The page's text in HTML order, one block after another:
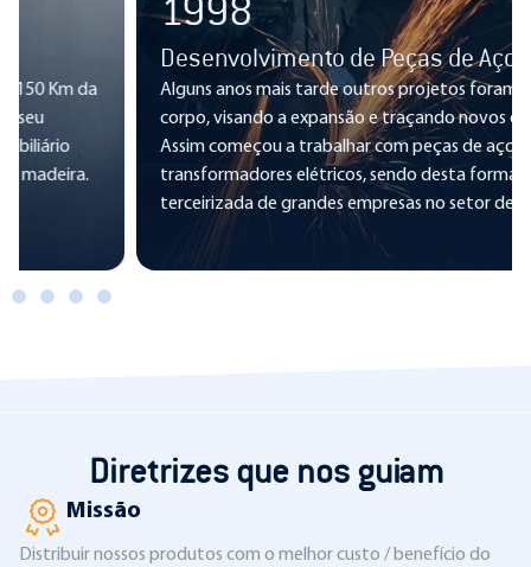
Desenvolvimento de Peças de Aço
Alguns anos mais tarde outros projetos foram tomando
corpo, visando a expansão e traçando novos desafios.
Assim começou a trabalhar com peças de aço para
transformadores elétricos, sendo desta forma uma
terceirizada de grandes empresas no setor de energia.
Diretrizes que nos guiam
Missão
Distribuir nossos produtos com o melhor custo / benefício do